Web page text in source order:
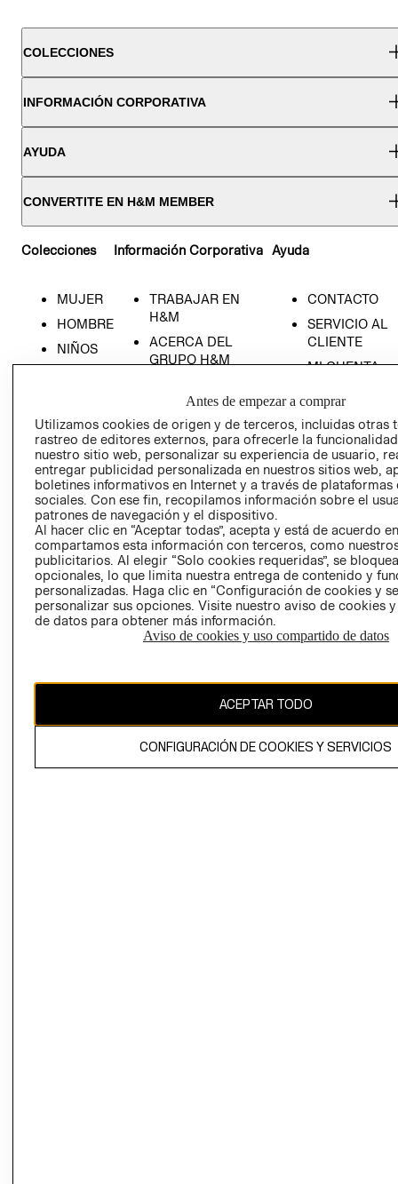
COLECCIONES
INFORMACIÓN CORPORATIVA
AYUDA
CONVERTITE EN H&M MEMBER
Colecciones
MUJER
HOMBRE
NIÑOS
Información Corporativa
TRABAJAR EN
H&M
ACERCA DEL
GRUPO H&M
SOCIAL
PRENSA
RELACIÓN CON
INVERSIONISTAS
POLÍTICA
EMPRESARIAL
Ayuda
CONTACTO
SERVICIO AL
CLIENTE
MI CUENTA
TIENDAS
- RETIRO EN
TIENDA
TÉRMINOS Y
AVISO DE
PRIVACIDAD
GIFT CARD
AVISO DE
Antes de empezar a comprar
Utilizamos cookies de origen y de terceros, incluidas otras
rastreo de editores externos, para ofrecerle la
nuestro sitio web, personalizar su experiencia de usuario,
entregar publicidad personalizada en nuestros sitios web,
boletines informativos en Internet y a través de plataformas
sociales. Con ese fin, recopilamos información sobre el
patrones de navegación y el dispositivo.
Al hacer clic en “Aceptar todas”, acepta y está de acuerdo
compartamos esta información con terceros, como
publicitarios. Al elegir “Solo cookies requeridas”, se
opcionales, lo que limita nuestra entrega de contenido y
personalizadas. Haga clic en “Configuración de cookies y
personalizar sus opciones. Visite nuestro aviso de cookies
de datos para obtener más información.
Aviso de cookies y uso compartido de datos
ACEPTAR TODO
CONFIGURACIÓN DE COOKIES Y SERVICIOS